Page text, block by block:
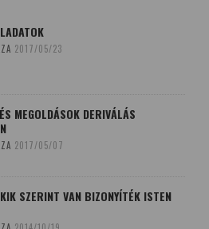
2017/05/23
MEGOLDÁSOK DERIVÁLÁS
2017/05/07
SZERINT VAN BIZONYÍTÉK ISTEN